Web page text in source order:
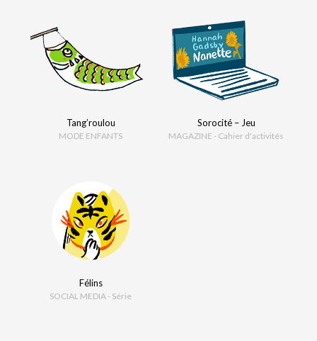
Tang’roulou
MODE ENFANTS
Sorocité – Jeu
MAGAZINE - Cahier d'activités
Félins
SOCIAL MEDIA - Série